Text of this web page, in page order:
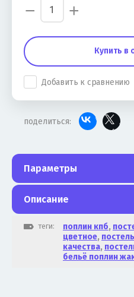
− +
Купить в
Добавить к сравнению
поделиться:
Параметры
Описание
теги: поплин кпб,
цветное,
качества,
бельё поплин